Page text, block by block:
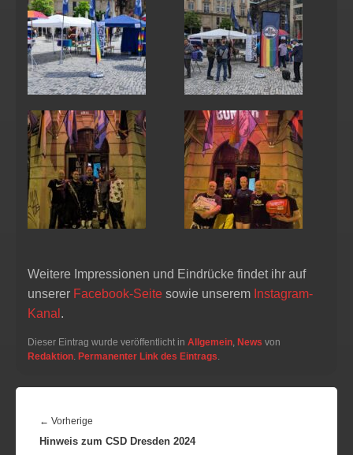
Weitere Impressionen und Eindrücke findet ihr auf
unserer Facebook-Seite sowie unserem Instagram-
Kanal .
Dieser Eintrag wurde veröffentlicht in Allgemein, News von
Redaktion. Permanenter Link des Eintrags.
← Vorherige
Beitrag:
Hinweis zum CSD Dresden 2024